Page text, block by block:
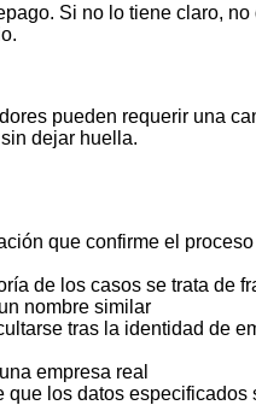
Si no lo tiene claro,
pueden requerir una
dejar huella.
que confirme el
de los casos se trata de
nombre similar
tras la identidad de
empresa real
los datos